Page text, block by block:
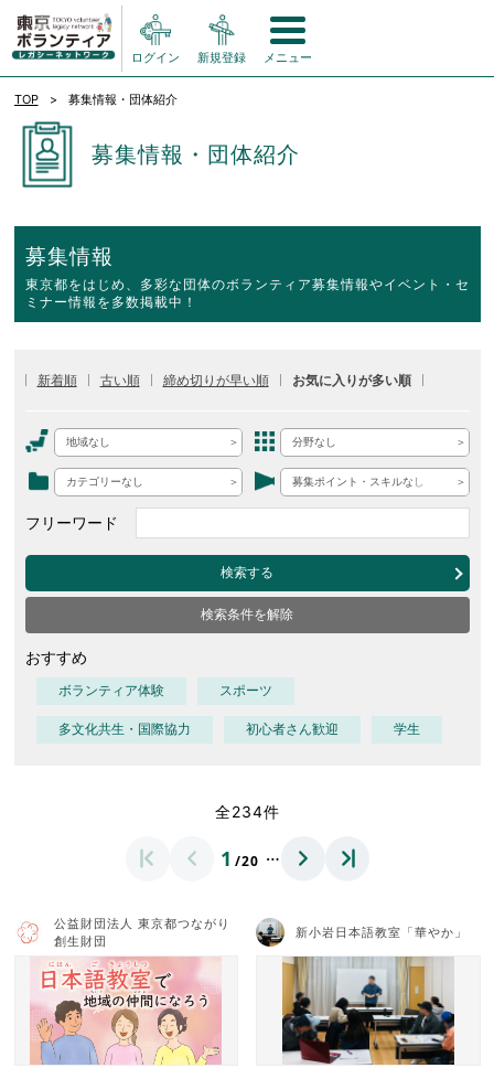
ログイン 新規登録 メニュー
TOP 募集情報・団体紹介
募集情報・団体紹介
募集情報
東京都をはじめ、多彩な団体のボランティア募集情報やイベント・セ
ミナー情報を多数掲載中！
新着順 古い順 締め切りが早い順 お気に入りが多い順
地域なし 分野なし
カテゴリーなし 募集ポイント・スキルなし
フリーワード
検索する
検索条件を解除
おすすめ
ボランティア体験 スポーツ
多文化共生・国際協力 初心者さん歓迎 学生
全234件
1 /20 …
公益財団法人 東京都つながり
創生財団
新小岩日本語教室「華やか」